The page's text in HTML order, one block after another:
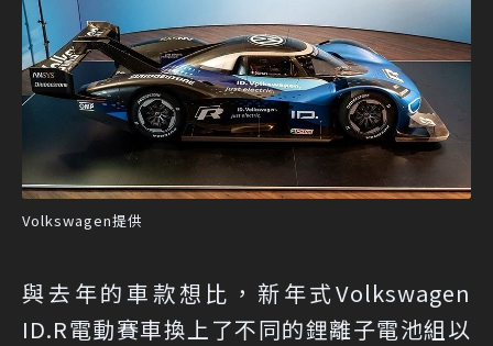
Volkswagen提供
與去年的車款想比，新年式Volkswagen
ID.R電動賽車換上了不同的鋰離子電池組以